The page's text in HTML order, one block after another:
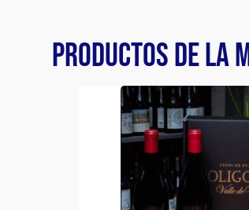
PRODUCTOS DE LA